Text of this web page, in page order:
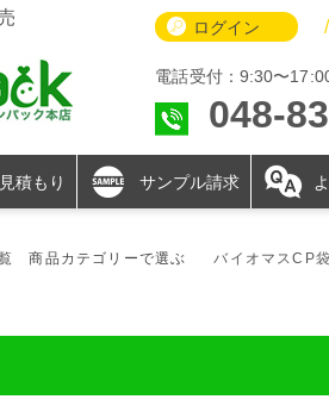
ログイン /
電話受付：9:30〜
048-
積もり サンプル請求
商品カテゴリーで選ぶ バイオマスCP袋